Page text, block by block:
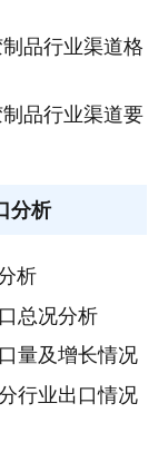
品行业渠道格
品行业渠道要
分析
析
总况分析
量及增长情况
行业出口情况